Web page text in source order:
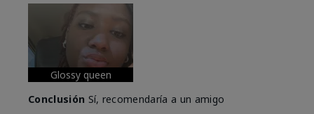
Glossy queen
Conclusión Sí, recomendaría a un amigo